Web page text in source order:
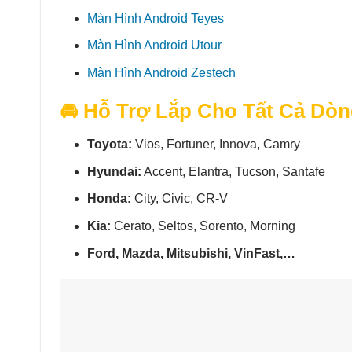
Màn Hình Android Teyes
Màn Hình Android Utour
Màn Hình Android Zestech
🚘 Hỗ Trợ Lắp Cho Tất Cả
Toyota: Vios, Fortuner, Innova, Camry
Hyundai: Accent, Elantra, Tucson, Santafe
Honda: City, Civic, CR-V
Kia: Cerato, Seltos, Sorento, Morning
Ford, Mazda, Mitsubishi, VinFast,…